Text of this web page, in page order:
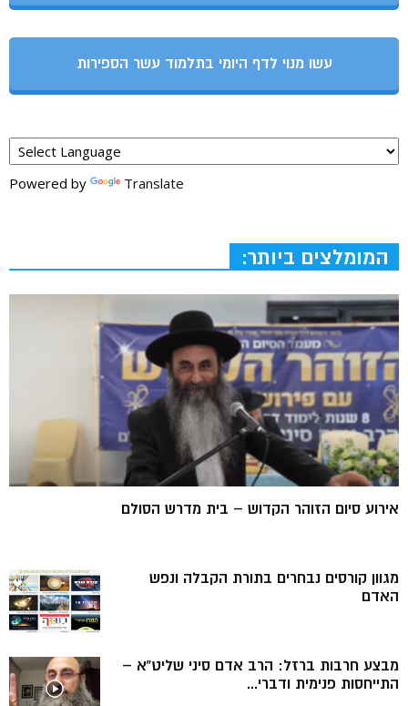
עשו מנוי לדף היומי בתלמוד עשר הספירות
Powered by Translate
המומלצים ביותר:
אירוע סיום הזוהר הקדוש – בית מדרש הסולם
מגוון קורסים נבחרים בתורת הקבלה ונפש
האדם
מבצע חרבות ברזל: הרב אדם סיני שליט”א –
התייחסות פנימית ודברי...